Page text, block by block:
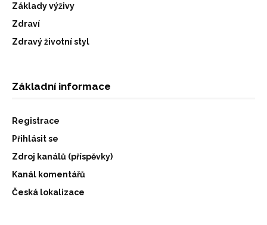
Základy výživy
Zdraví
Zdravý životní styl
Základní informace
Registrace
Přihlásit se
Zdroj kanálů (příspěvky)
Kanál komentářů
Česká lokalizace